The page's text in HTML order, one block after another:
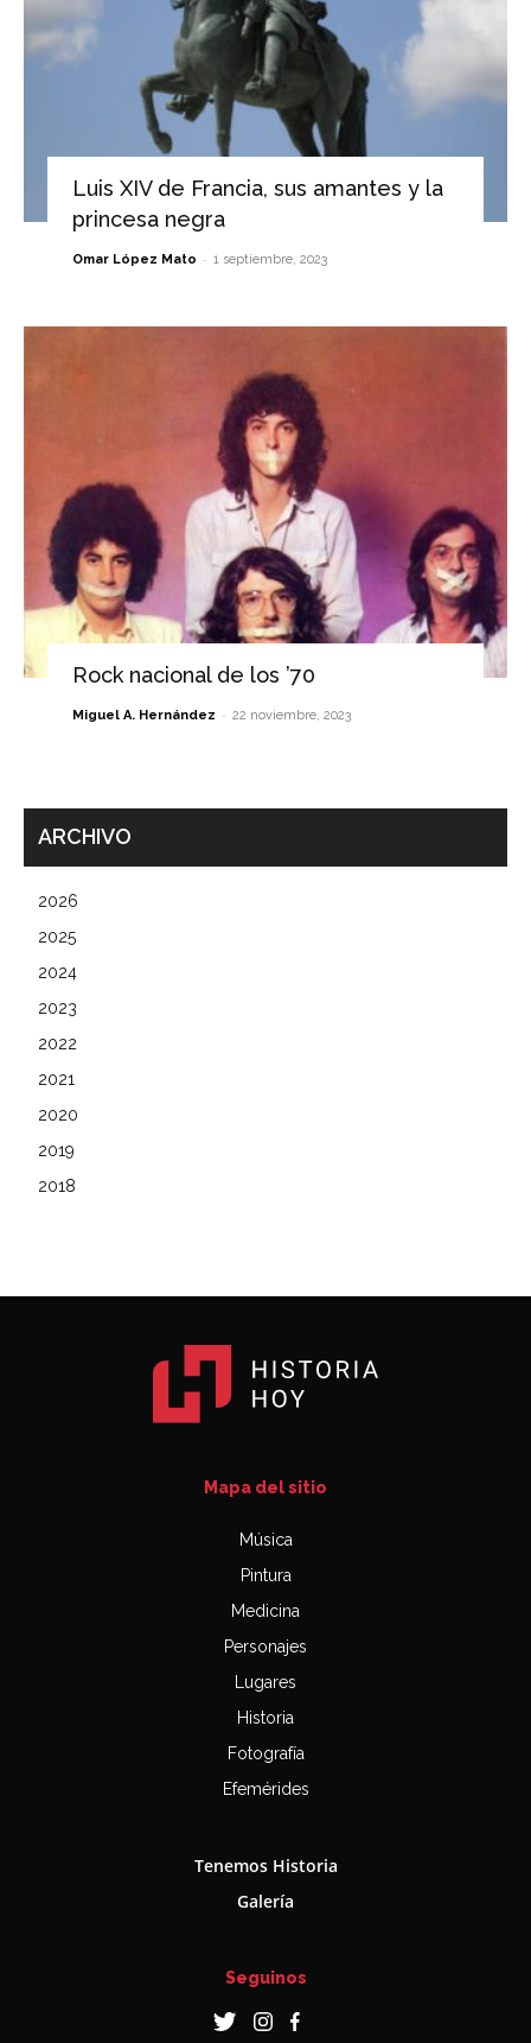
Luis XIV de Francia, sus amantes y la
princesa negra
Omar López Mato - 1 septiembre, 2023
Rock nacional de los ’70
Miguel A. Hernández - 22 noviembre, 2023
ARCHIVO
2026
2025
2024
2023
2022
2021
2020
2019
2018
Mapa del sitio
Música
Pintura
Medicina
Personajes
Lugares
Historia
Fotografía
Efemérides
Tenemos Historia
Galería
Seguinos